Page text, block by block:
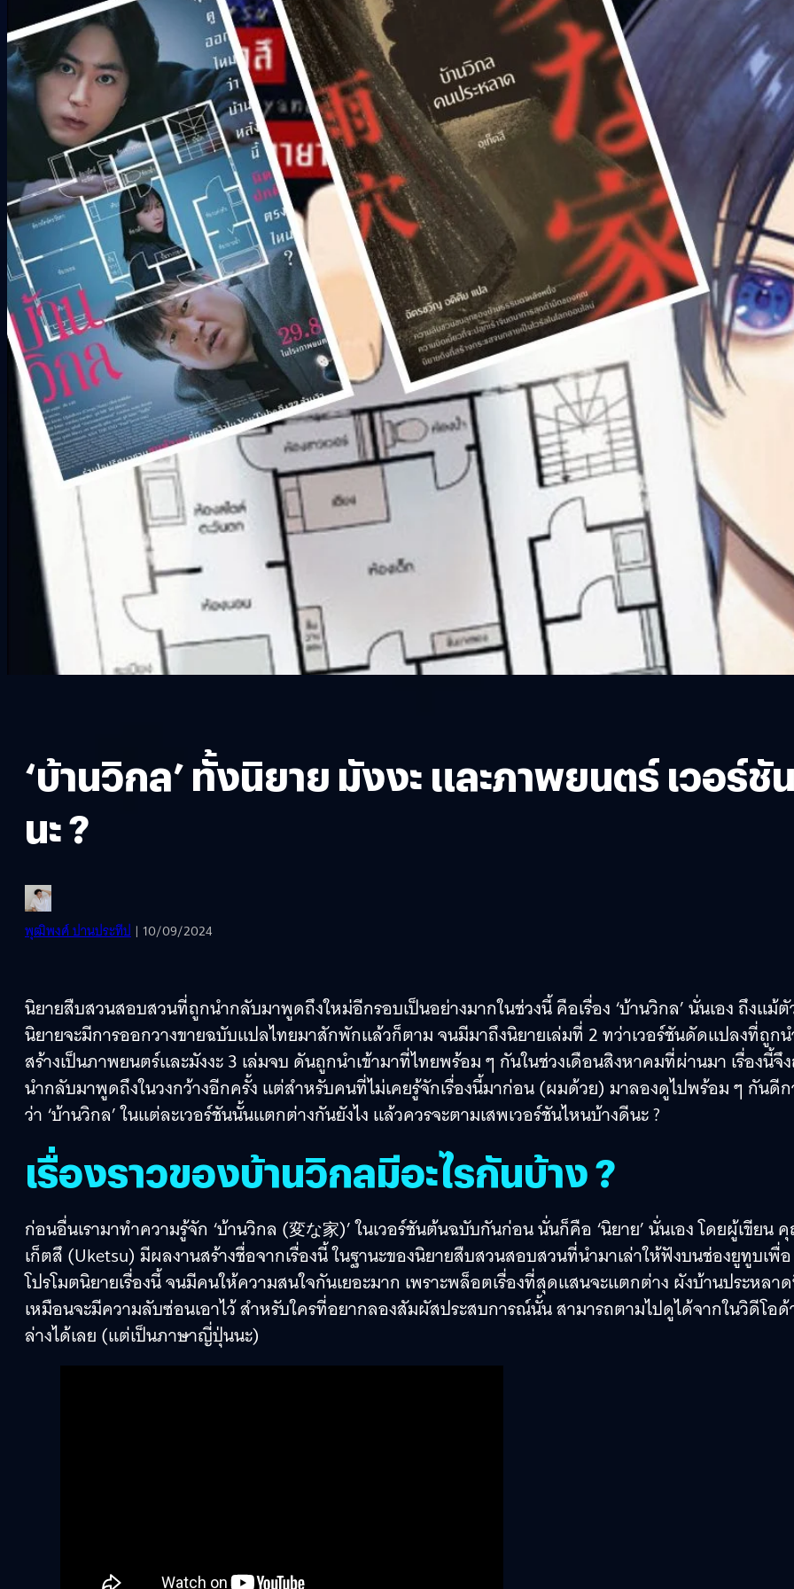
‘บ้านวิกล’ ทั้งนิยาย มังงะ และภาพยนตร์ เวอร์
นะ ?
พุฒิพงศ์ ปานประทีป | 10/09/2024
นิยายสืบสวนสอบสวนที่ถูกนำกลับมาพูดถึงใหม่อีกรอบเป็นอย่างมากในช่วงนี้ คือเรื่อง ‘บ้านวิกล’ นั่นเอง ถึงแม้ตั
นิยายจะมีการออกวางขายฉบับแปลไทยมาสักพักแล้วก็ตาม จนมีมาถึงนิยายเล่มที่ 2 ทว่าเวอร์ชันดัดแปลงที่ถูกน
สร้างเป็นภาพยนตร์และมังงะ 3 เล่มจบ ดันถูกนำเข้ามาที่ไทยพร้อม ๆ กันในช่วงเดือนสิงหาคมที่ผ่านมา เรื่องนี้จึ
นำกลับมาพูดถึงในวงกว้างอีกครั้ง แต่สำหรับคนที่ไม่เคยรู้จักเรื่องนี้มาก่อน (ผมด้วย) มาลองดูไปพร้อม ๆ กันดี
ว่า ‘บ้านวิกล’ ในแต่ละเวอร์ชันนั้นแตกต่างกันยังไง แล้วควรจะตามเสพเวอร์ชันไหนบ้างดีนะ ?
เรื่องราวของบ้านวิกลมีอะไรกันบ้าง ?
ก่อนอื่นเรามาทำความรู้จัก ‘บ้านวิกล (変な家)’ ในเวอร์ชันต้นฉบับกันก่อน นั่นก็คือ ‘นิยาย’ นั่นเอง โดยผู้เขียน
เก็ตสึ (Uketsu) มีผลงานสร้างชื่อจากเรื่องนี้ ในฐานะของนิยายสืบสวนสอบสวนที่นำมาเล่าให้ฟังบนช่องยูทูบเพื่อ
โปรโมตนิยายเรื่องนี้ จนมีคนให้ความสนใจกันเยอะมาก เพราะพล็อตเรื่องที่สุดแสนจะแตกต่าง ผังบ้านประหลา
เหมือนจะมีความลับซ่อนเอาไว้ สำหรับใครที่อยากลองสัมผัสประสบการณ์นั้น สามารถตามไปดูได้จากในวิดีโอ
ล่างได้เลย (แต่เป็นภาษาญี่ปุ่นนะ)